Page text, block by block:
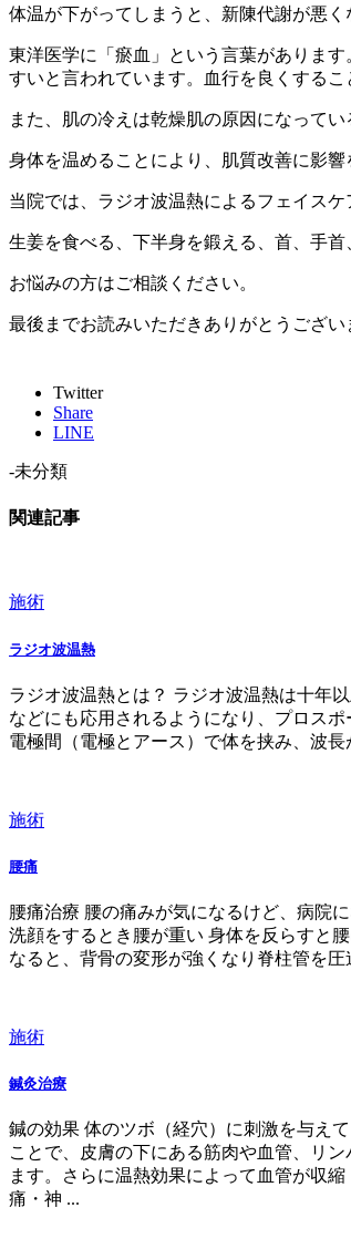
体温が下がってしまうと、新陳代謝が悪
東洋医学に「瘀血」という言葉がありま
すいと言われています。血行を良くする
また、肌の冷えは乾燥肌の原因になってい
身体を温めることにより、肌質改善に影響
当院では、ラジオ波温熱によるフェイス
生姜を食べる、下半身を鍛える、首、手
お悩みの方はご相談ください。
最後までお読みいただきありがとうござい
Twitter
Share
LINE
-未分類
関連記事
施術
ラジオ波温熱
ラジオ波温熱とは？ ラジオ波温熱は十年
などにも応用されるようになり、プロス
電極間（電極とアース）で体を挟み、波
施術
腰痛
腰痛治療 腰の痛みが気になるけど、病院
洗顔をするとき腰が重い 身体を反らすと
なると、背骨の変形が強くなり脊柱管を
施術
鍼灸治療
鍼の効果 体のツボ（経穴）に刺激を与え
ことで、皮膚の下にある筋肉や血管、リ
ます。さらに温熱効果によって血管が収
痛・神 ...